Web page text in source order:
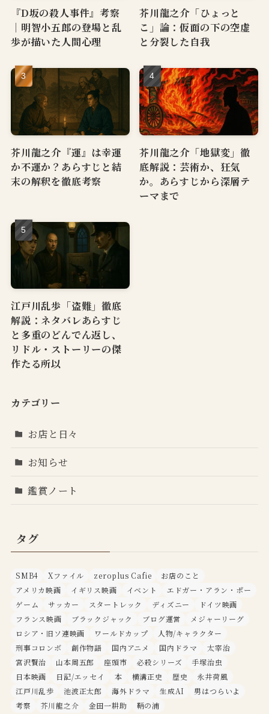
『D坂の殺人事件』考察
｜明智小五郎の登場と乱
歩が描いた人間心理
芥川龍之介「ひょっと
こ」論：仮面の下の空虚
と分裂した自我
芥川龍之介『運』は幸運
か不運か？あらすじと結
末の解釈を徹底考察
芥川龍之介「地獄変」徹
底解説：芸術か、狂気
か。あらすじから深層テ
ーマまで
江戸川乱歩「盗難」徹底
解説：ネタバレあらすじ
と多重のどんでん返し、
リドル・ストーリーの傑
作たる所以
カテゴリー
お店と日々
お知らせ
鑑賞ノート
タグ
SMB4 Xファイル zeroplus Cafie
お店のこと
アメリカ映画
イギリス映画 イベント
エドガー・アラン・ポー
ゲーム
サッカー スタートレック ディズニー
ドイツ映画
フランス映画
ブラックジャック ブログ運営
メジャーリーグ
ロシア・旧ソ連映画
ワールドカップ
人物/キャラクター
刑事コロンボ
創作物語 国内アニメ 国内ドラマ
太宰治
宮沢賢治
山本周五郎 座頭市 必殺シリーズ
手塚治虫
日本映画
日記/エッセイ 本 横溝正史 歴史
永井荷風
江戸川乱歩
池波正太郎 海外ドラマ 生成AI
男はつらいよ
考察
芥川龍之介 金田一耕助 鞆の浦